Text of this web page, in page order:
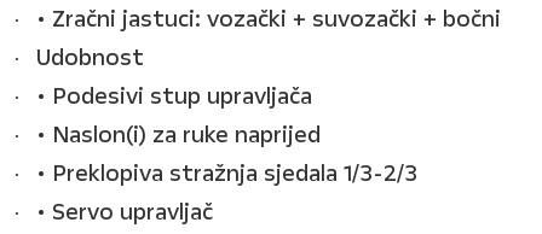
• Zračni jastuci: vozački + suvozački + bočni
Udobnost
• Podesivi stup upravljača
• Naslon(i) za ruke naprijed
• Preklopiva stražnja sjedala 1/3-2/3
• Servo upravljač